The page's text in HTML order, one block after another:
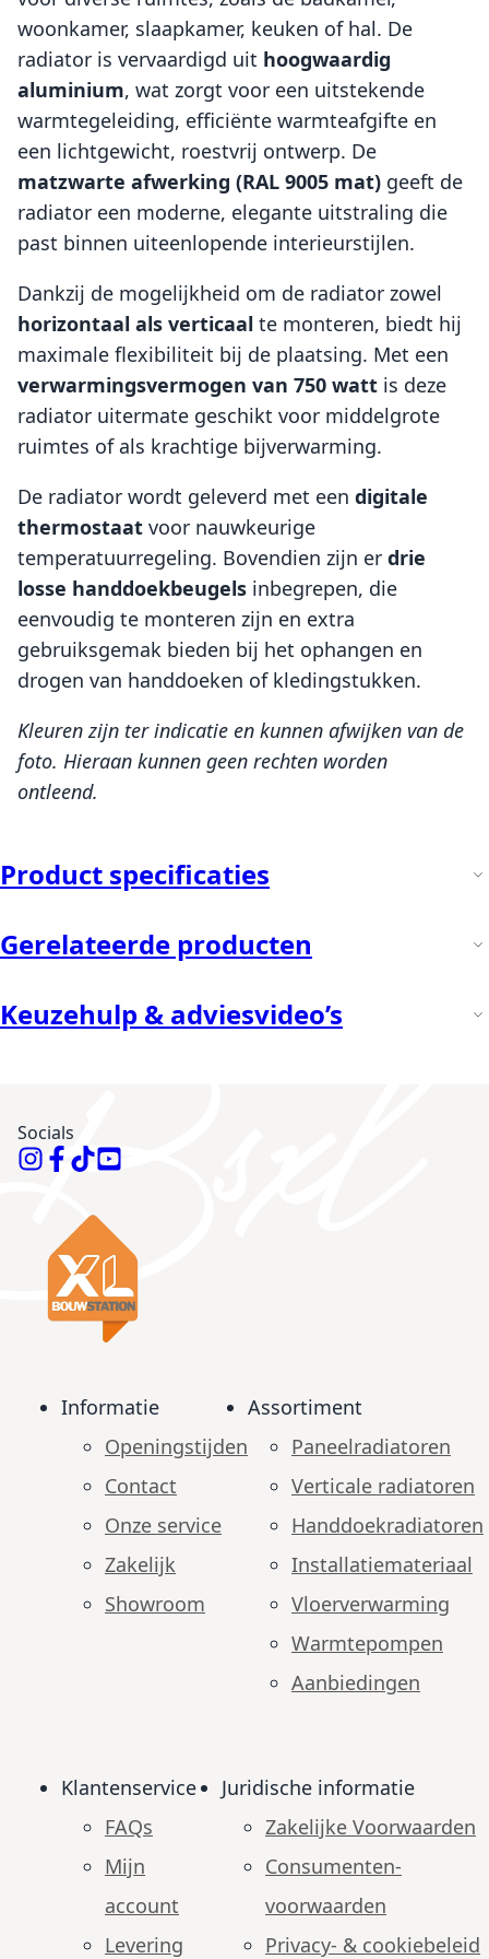
woonkamer, slaapkamer, keuken of hal. De
radiator is vervaardigd uit hoogwaardig
aluminium, wat zorgt voor een uitstekende
warmtegeleiding, efficiënte warmteafgifte en
een lichtgewicht, roestvrij ontwerp. De
matzwarte afwerking (RAL 9005 mat) geeft de
radiator een moderne, elegante uitstraling die
past binnen uiteenlopende interieurstijlen.
Dankzij de mogelijkheid om de radiator zowel
horizontaal als verticaal te monteren, biedt hij
maximale flexibiliteit bij de plaatsing. Met een
verwarmingsvermogen van 750 watt is deze
radiator uitermate geschikt voor middelgrote
ruimtes of als krachtige bijverwarming.
De radiator wordt geleverd met een digitale
thermostaat voor nauwkeurige
temperatuurregeling. Bovendien zijn er drie
losse handdoekbeugels inbegrepen, die
eenvoudig te monteren zijn en extra
gebruiksgemak bieden bij het ophangen en
drogen van handdoeken of kledingstukken.
Kleuren zijn ter indicatie en kunnen afwijken van de
foto. Hieraan kunnen geen rechten worden
ontleend.
Product specificaties
Gerelateerde producten
Keuzehulp & adviesvideo’s
Socials
Informatie
Openingstijden
Contact
Onze service
Zakelijk
Showroom
Assortiment
Paneelradiatoren
Verticale radiatoren
Handdoekradiatoren
Installatiemateriaal
Vloerverwarming
Warmtepompen
Aanbiedingen
Klantenservice
FAQs
Mijn
account
Levering
Juridische informatie
Zakelijke Voorwaarden
Consumenten­
voorwaarden
Privacy- & cookiebeleid